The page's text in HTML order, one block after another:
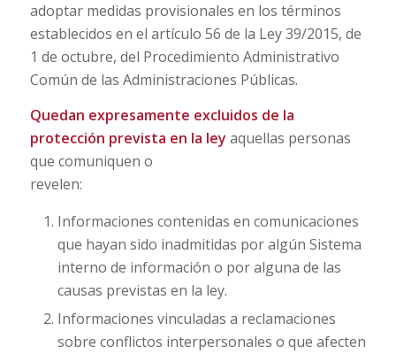
adoptar medidas provisionales en los términos
establecidos en el artículo 56 de la Ley 39/2015, de
1 de octubre, del Procedimiento Administrativo
Común de las Administraciones Públicas.
Quedan expresamente excluidos de la
protección prevista en la ley aquellas personas
que comuniquen o
revelen:
Informaciones contenidas en comunicaciones
que hayan sido inadmitidas por algún Sistema
interno de información o por alguna de las
causas previstas en la ley.
Informaciones vinculadas a reclamaciones
sobre conflictos interpersonales o que afecten